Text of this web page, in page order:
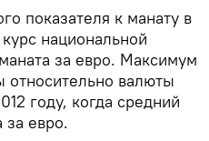
показателя к манату в
национальной
за евро. Максимум
относительно валюты
году, когда средний
за евро.